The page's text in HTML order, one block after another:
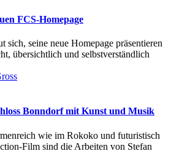
FCS-Homepage
sich, seine neue Homepage präsentieren
übersichtlich und selbstverständlich
Bonndorf mit Kunst und Musik
wie im Rokoko und futuristisch
Film sind die Arbeiten von Stefan